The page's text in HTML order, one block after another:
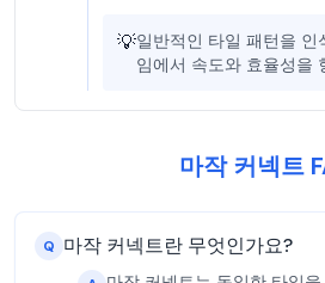
💡일반적인 타일 패턴을 인
임에서 속도와 효율성을
마작 커넥트
Q 마작 커넥트란 무엇인가요?